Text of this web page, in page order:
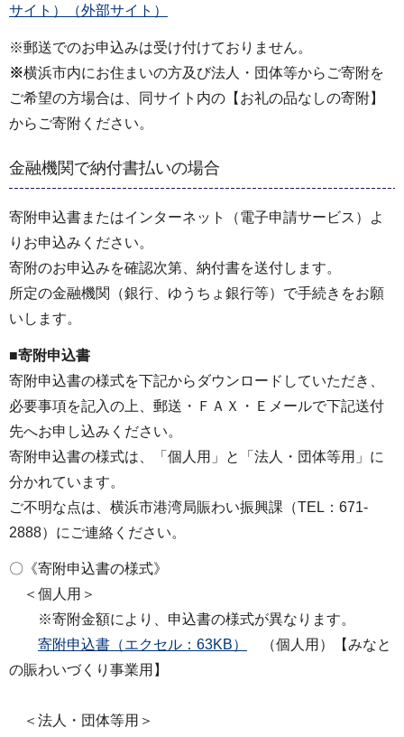
サイト）（外部サイト）
※郵送でのお申込みは受け付けておりません。
※横浜市内にお住まいの⽅及び法⼈・団体等からご寄附を
ご希望の方場合は、同サイト内の【お礼の品なしの寄附】
からご寄附ください。
金融機関で納付書払いの場合
寄附申込書またはインターネット（電子申請サービス）よ
りお申込みください。
寄附のお申込みを確認次第、納付書を送付します。
所定の金融機関（銀行、ゆうちょ銀行等）で手続きをお願
いします。
■寄附申込書
寄附申込書の様式を下記からダウンロードしていただき、
必要事項を記入の上、郵送・ＦＡＸ・Ｅメールで下記送付
先へお申し込みください。
寄附申込書の様式は、「個人用」と「法人・団体等用」に
分かれています。
ご不明な点は、横浜市港湾局賑わい振興課（TEL：671-
2888）にご連絡ください。
〇《寄附申込書の様式》
＜個人用＞
※寄附金額により、申込書の様式が異なります。
寄附申込書（エクセル：63KB）
（個人用）【みなと
の賑わいづくり事業用】
＜法人・団体等用＞